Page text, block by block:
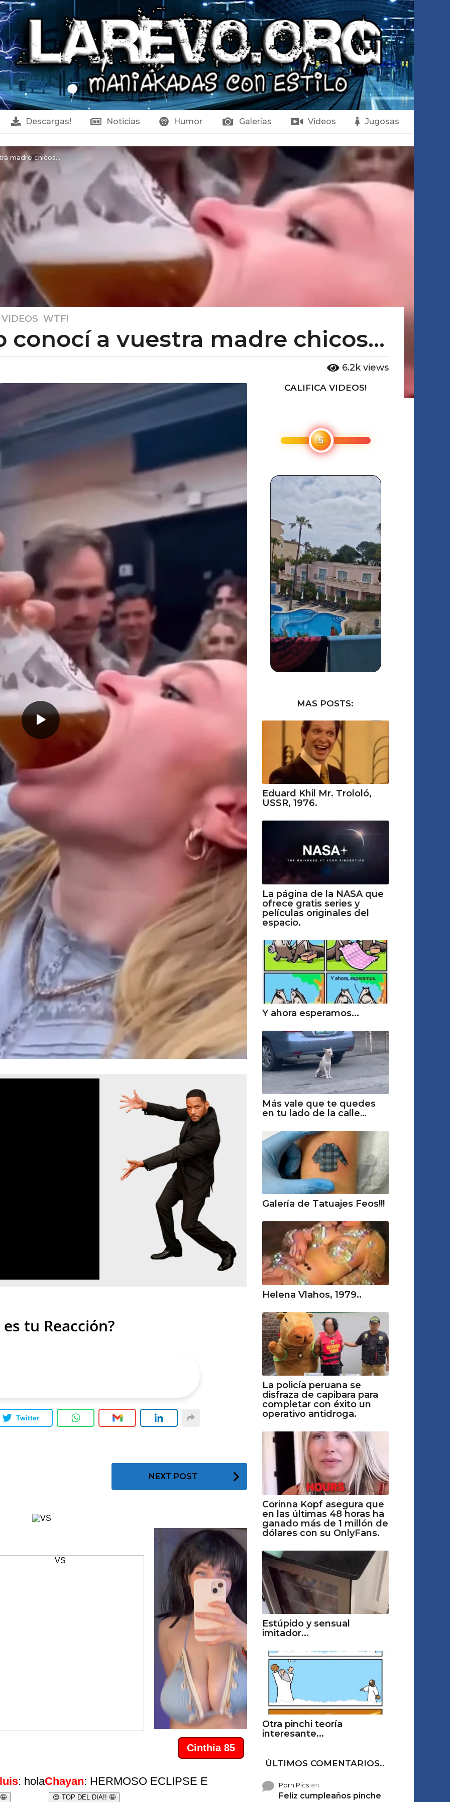
Descargas! Noticias Humor Galerías Videos Jugosas
madre chicos…
,VIDEOS ,WTF!
conocí a vuestra madre chicos…
6.2k views
tu Reacción?
Twitter
NEXT POST
CALIFICA VIDEOS!
MAS POSTS:
Eduard Khil Mr. Trololó,
USSR, 1976.
La página de la NASA que
ofrece gratis series y
películas originales del
espacio.
Y ahora esperamos...
Más vale que te quedes
en tu lado de la calle…
Galería de Tatuajes Feos!!!
Helena Vlahos, 1979..
La policía peruana se
disfraza de capibara para
completar con éxito un
operativo antidroga.
Corinna Kopf asegura que
en las últimas 48 horas ha
ganado más de 1 millón de
dólares con su OnlyFans.
Estúpido y sensual
imitador...
Otra pinchi teoría
interesante...
ÚLTIMOS COMENTARIOS..
Porn Picsen
Feliz cumpleaños pinche